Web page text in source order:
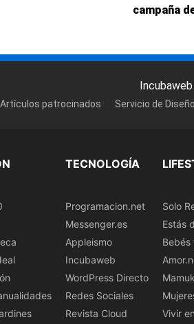
campaña
Artículos patrocinados Servicio de
TECNOLOGÍA
Programacion.net
Messenger.es
Appleismo
Incubaweb
WordPress Directo
Redes Sociales
Revista Cloud
Solo
Estás
Bebés
Vivir